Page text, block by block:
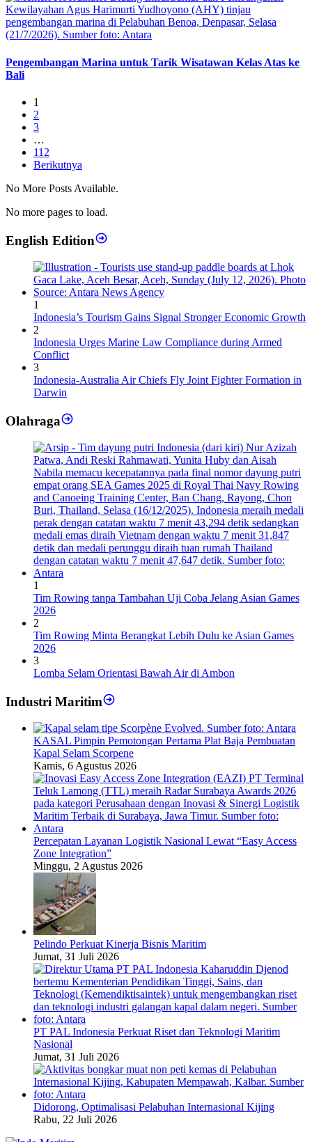
Pengembangan Marina untuk Tarik Wisatawan Kelas Atas ke
Bali
1
2
3
…
112
Berikutnya
No More Posts Available.
No more pages to load.
English Edition
1
Indonesia’s Tourism Gains Signal Stronger Economic Growth
2
Indonesia Urges Marine Law Compliance during Armed
Conflict
3
Indonesia-Australia Air Chiefs Fly Joint Fighter Formation in
Darwin
Olahraga
1
Tim Rowing tanpa Tambahan Uji Coba Jelang Asian Games
2026
2
Tim Rowing Minta Berangkat Lebih Dulu ke Asian Games
2026
3
Lomba Selam Orientasi Bawah Air di Ambon
Industri Maritim
KASAL Pimpin Pemotongan Pertama Plat Baja Pembuatan
Kapal Selam Scorpene
Kamis, 6 Agustus 2026
Percepatan Layanan Logistik Nasional Lewat “Easy Access
Zone Integration”
Minggu, 2 Agustus 2026
Pelindo Perkuat Kinerja Bisnis Maritim
Jumat, 31 Juli 2026
PT PAL Indonesia Perkuat Riset dan Teknologi Maritim
Nasional
Jumat, 31 Juli 2026
Didorong, Optimalisasi Pelabuhan Internasional Kijing
Rabu, 22 Juli 2026